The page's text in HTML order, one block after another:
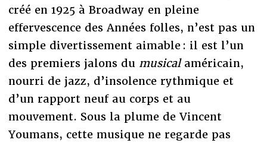
créé en 1925 à Broadway en pleine
effervescence des Années folles, n’est pas un
simple divertissement aimable : il est l’un
des premiers jalons du musicalaméricain,
nourri de jazz, d’insolence rythmique et
d’un rapport neuf au corps et au
mouvement. Sous la plume de Vincent
Youmans, cette musique ne regarde pas